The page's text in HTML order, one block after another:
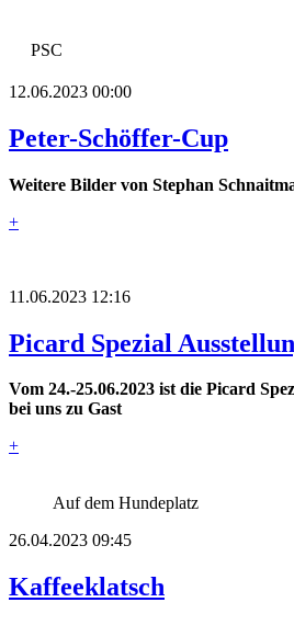
PSC
12.06.2023 00:00
Peter-Schöffer-Cup
Weitere Bilder von Stephan
+
11.06.2023 12:16
Picard Spezial
Vom 24.-25.06.2023 ist die Picard
bei uns zu Gast
+
Auf dem Hundeplatz
26.04.2023 09:45
Kaffeeklatsch